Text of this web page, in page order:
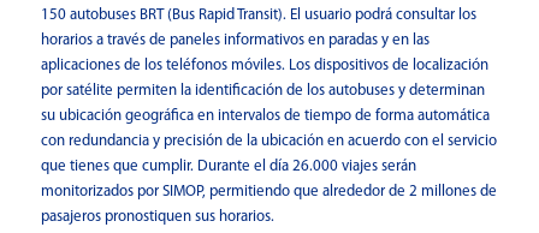
150 autobuses BRT (Bus Rapid Transit). El usuario podrá consultar los
horarios a través de paneles informativos en paradas y en las
aplicaciones de los teléfonos móviles. Los dispositivos de localización
por satélite permiten la identificación de los autobuses y determinan
su ubicación geográfica en intervalos de tiempo de forma automática
con redundancia y precisión de la ubicación en acuerdo con el servicio
que tienes que cumplir. Durante el día 26.000 viajes serán
monitorizados por SIMOP, permitiendo que alrededor de 2 millones de
pasajeros pronostiquen sus horarios.